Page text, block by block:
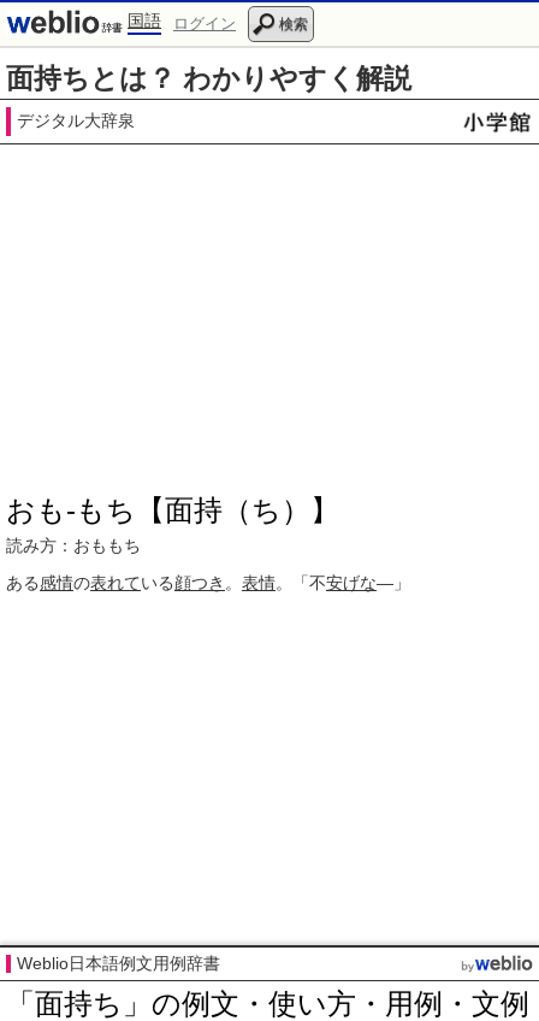
国語 ログイン 検索
面持ちとは？ わかりやすく解説
デジタル大辞泉
おも‐もち【面持（ち）】
読み方：おももち
ある感情の表れている顔つき 。 表情。「不安げな―」
Weblio日本語例文用例辞書
「面持ち」の例文・使い方・用例・文例